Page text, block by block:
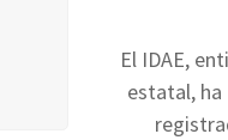
El IDAE,
estatal, ha